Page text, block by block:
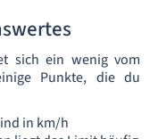
sich ein wenig vom
Punkte, die du
in km/h